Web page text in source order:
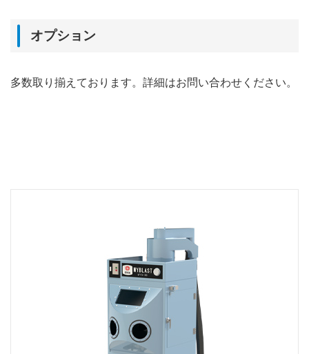
オプション
多数取り揃えております。詳細はお問い合わせください。